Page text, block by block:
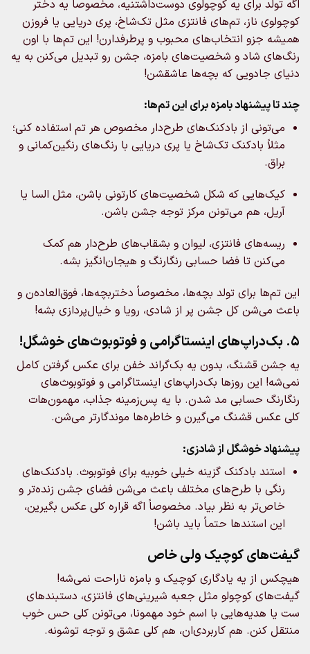
اگه تولد برای یه کوچولوی دوست‌داشتنیه، مخصوصاً یه دختر
کوچولوی ناز، تم‌های فانتزی مثل تک‌شاخ، پری دریایی یا فروزن
همیشه جزو انتخاب‌های محبوب و پرطرفدارن! این تم‌ها با اون
رنگ‌های شاد و شخصیت‌های بامزه، جشن رو تبدیل می‌کنن به یه
دنیای جادویی که بچه‌ها عاشقشن!
چند تا پیشنهاد بامزه برای این تم‌ها:
می‌تونی از بادکنک‌های طرح‌دار مخصوص هر تم استفاده کنی؛
مثلاً بادکنک تک‌شاخ یا پری دریایی با رنگ‌های رنگین‌کمانی و
براق.
کیک‌هایی که شکل شخصیت‌های کارتونی باشن، مثل السا یا
آریل، هم می‌تونن مرکز توجه جشن باشن.
ریسه‌های فانتزی، لیوان و بشقاب‌های طرح‌دار هم کمک
می‌کنن تا فضا حسابی رنگارنگ و هیجان‌انگیز بشه.
این تم‌ها برای تولد بچه‌ها، مخصوصاً دختربچه‌ها، فوق‌العاده‌ن و
باعث می‌شن کل جشن پر از شادی، رویا و خیال‌پردازی بشه!
5. بک‌دراپ‌های اینستاگرامی و فوتوبوث‌های خوشگل!
یه جشن قشنگ، بدون یه بک‌گراند خفن برای عکس گرفتن کامل
نمی‌شه! این روزها بک‌دراپ‌های اینستاگرامی و فوتوبوث‌های
رنگارنگ حسابی مد شدن. با یه پس‌زمینه جذاب، مهمون‌هات
کلی عکس قشنگ می‌گیرن و خاطره‌ها موندگارتر می‌شن.
پیشنهاد خوشگل از شادزی:
استند بادکنک گزینه خیلی خوبیه برای فوتوبوث. بادکنک‌های
رنگی با طرح‌های مختلف باعث می‌شن فضای جشن زنده‌تر و
خاص‌تر به نظر بیاد. مخصوصاً اگه قراره کلی عکس بگیرین،
این استندها حتماً باید باشن!
گیفت‌های کوچیک ولی خاص
هیچکس از یه یادگاری کوچیک و بامزه ناراحت نمی‌شه!
گیفت‌های کوچولو مثل جعبه شیرینی‌های فانتزی، دستبندهای
ست یا هدیه‌هایی با اسم خود مهمونا، می‌تونن کلی حس خوب
منتقل کنن. هم کاربردی‌ان، هم کلی عشق و توجه توشونه.